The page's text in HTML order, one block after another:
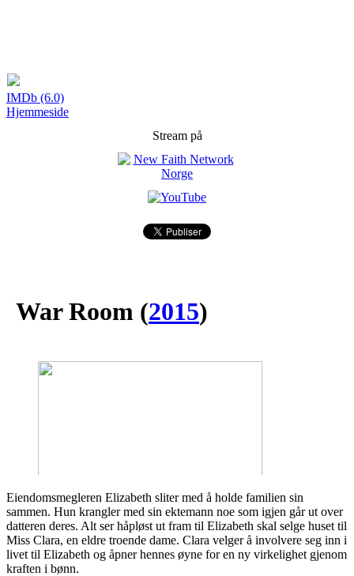
IMDb (6.0)
Hjemmeside
Stream på
War Room (2015)
Eiendomsmegleren Elizabeth sliter med å holde familien sin
sammen. Hun krangler med sin ektemann noe som igjen går ut over
datteren deres. Alt ser håpløst ut fram til Elizabeth skal selge huset til
Miss Clara, en eldre troende dame. Clara velger å involvere seg inn i
livet til Elizabeth og åpner hennes øyne for en ny virkelighet gjenom
kraften i bønn.